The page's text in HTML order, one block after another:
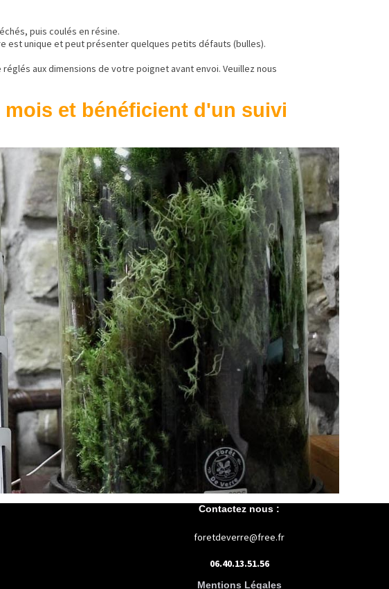
puis coulés en résine.
est unique et peut présenter quelques petits défauts (bulles).
aux dimensions de votre poignet avant envoi. Veuillez nous
et bénéficient d'un suivi
Contactez nous :
foretdeverre@free.fr
06.40.13.51.56
Mentions Légales